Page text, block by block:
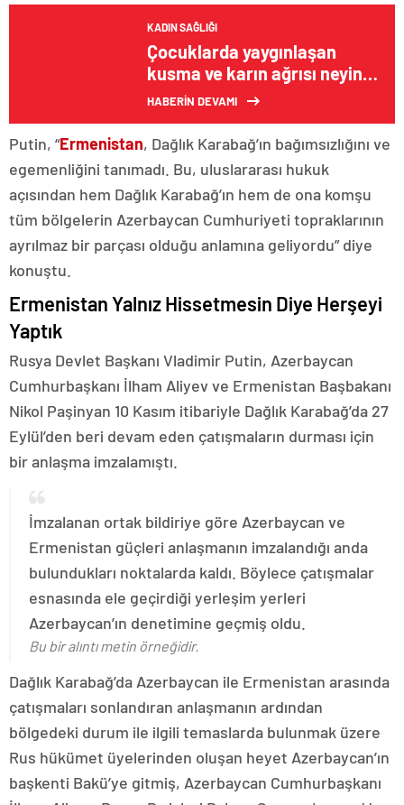
KADIN SAĞLIĞI
Çocuklarda yaygınlaşan
kusma ve karın ağrısı neyin
habercisi?
HABERİN DEVAMI
Putin, “Ermenistan, Dağlık Karabağ’ın bağımsızlığını ve
egemenliğini tanımadı. Bu, uluslararası hukuk
açısından hem Dağlık Karabağ’ın hem de ona komşu
tüm bölgelerin Azerbaycan Cumhuriyeti topraklarının
ayrılmaz bir parçası olduğu anlamına geliyordu” diye
konuştu.
Ermenistan Yalnız Hissetmesin Diye Herşeyi
Yaptık
Rusya Devlet Başkanı Vladimir Putin, Azerbaycan
Cumhurbaşkanı İlham Aliyev ve Ermenistan Başbakanı
Nikol Paşinyan 10 Kasım itibariyle Dağlık Karabağ’da 27
Eylül’den beri devam eden çatışmaların durması için
bir anlaşma imzalamıştı.
İmzalanan ortak bildiriye göre Azerbaycan ve
Ermenistan güçleri anlaşmanın imzalandığı anda
bulundukları noktalarda kaldı. Böylece çatışmalar
esnasında ele geçirdiği yerleşim yerleri
Azerbaycan’ın denetimine geçmiş oldu.
Bu bir alıntı metin örneğidir.
Dağlık Karabağ’da Azerbaycan ile Ermenistan arasında
çatışmaları sonlandıran anlaşmanın ardından
bölgedeki durum ile ilgili temaslarda bulunmak üzere
Rus hükümet üyelerinden oluşan heyet Azerbaycan’ın
başkenti Bakü’ye gitmiş, Azerbaycan Cumhurbaşkanı